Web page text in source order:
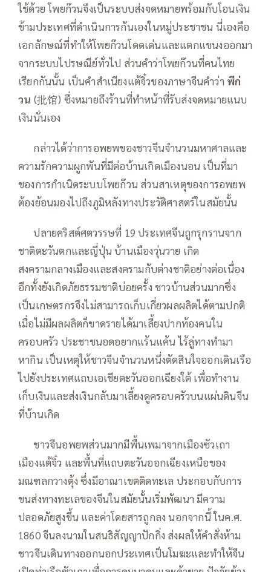
ใช้ด้วย โพยก๊วนจึงเป็นระบบส่งจดหมายพร้อมกับโอนเงิน
ข้ามประเทศที่ดำเนินการกันเองในหมู่ประชาชน นี่เองคือ
เอกลักษณ์ที่ทำให้โพยก๊วนโดดเด่นและแตกแขนงออกมา
จากระบบไปรษณีย์ทั่วไป ส่วนคำว่าโพยก๊วนที่คนไทย
เรียกกันนั้น เป็นคำสำเนียงแต้จิ๋วของภาษาจีนคำว่า พีก่
วน (批馆) ซึ่งหมายถึงร้านที่ทำหน้าที่รับส่งจดหมายแนบ
เงินนั่นเอง
กล่าวได้ว่าการอพยพของชาวจีนจำนวนมหาศาลและ
ความรักความผูกพันที่มีต่อบ้านเกิดเมืองนอน เป็นที่มา
ของการกำเนิดระบบโพยก๊วน ส่วนสาเหตุของการอพยพ
ต้องย้อนมองไปถึงภูมิหลังทางประวัติศาสตร์ในสมัยนั้น
—–ปลายคริสต์ศตวรรษที่ 19 ประเทศจีนถูกรุกรานจาก
ชาติตะวันตกและญี่ปุ่น บ้านเมืองวุ่นวาย เกิด
สงครามกลางเมืองและสงครามกับต่างชาติอย่างต่อเนื่อง
อีกทั้งยังเกิดภัยธรรมชาติบ่อยครั้ง ชาวบ้านส่วนมากซึ่ง
เป็นเกษตรกรจึงไม่สามารถเก็บเกี่ยวผลผลิตได้ตามปกติ
เมื่อไม่มีผลผลิตก็ขาดรายได้มาเลี้ยงปากท้องคนใน
ครอบครัว ประชาชนอดอยากแร้นแค้น ไร้ลู่ทางทำมา
หากิน เป็นเหตุให้ชาวจีนจำนวนหนึ่งตัดสินใจออกเดินเรือ
ไปยังประเทศแถบเอเชียตะวันออกเฉียงใต้ เพื่อทำงาน
เก็บเงินและส่งเงินกลับมาเลี้ยงดูครอบครัวบนแผ่นดินจีน
ที่บ้านเกิด
—–ชาวจีนอพยพส่วนมากมีพื้นเพมาจากเมืองซัวเถา
เมืองแต้จิ๋ว และพื้นที่แถบตะวันออกเฉียงเหนือของ
มณฑลกวางตุ้ง ซึ่งมีอาณาเขตติดทะเล ประกอบกับการ
ขนส่งทางทะเลของจีนในสมัยนั้นเริ่มพัฒนา มีความ
ปลอดภัยสูงขึ้น และค่าโดยสารถูกลง นอกจากนี้ ในค.ศ.
1860 จีนลงนามในสนธิสัญญาปักกิ่ง ส่งผลให้คำสั่งห้าม
ชาวจีนเดินทางออกนอกประเทศเป็นโมฆะและทำให้จีน